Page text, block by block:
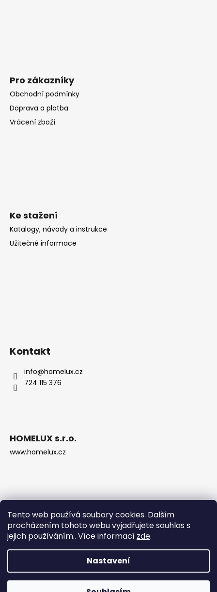
Tento web používá soubory cookies. Dalším
procházením tohoto webu vyjadřujete souhlas s
jejich používáním.. Více informací zde.
Nastavení
Pro zákazníky
Obchodní podmínky
Doprava a platba
Vrácení zboží
Ke stažení
Katalogy, návody a instrukce
Užitečné informace
Kontakt
info@homelux.cz
724 115 376
HOMELUX s.r.o.
www.homelux.cz
Copyright 2026Krbová kamna Děčín. Všechna práva